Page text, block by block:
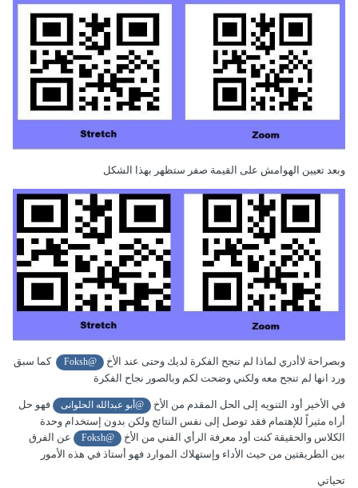
وبعد تعيين الهوامش على القيمة صفر ستظهر بهذا الشكل
وبصراحة لاأدري لماذا لم تنجح الفكرة لديك وحتى عند الأخ @Foksh
كما سبق
ورد انها لم تنجح معه ولكني وضحت لكم وبالصور نجاح الفكرة
في الأخير أود التنويه إلى الحل المقدم من الأخ @أبو عبدالله الحلوانى
فهو حل
أراه مثيراً للإهتمام فقد توصل إلى نفس النتائج ولكن بدون إستخدام وحدة
الكلاس والحقيقة كنت أود معرفة الرأي الفني من الأخ
@Foksh
عن الفرق
بين الطريقتين من حيث الأداء وإستهلاك الموارد فهو أستاذ في هذه الأمور
تحياتي